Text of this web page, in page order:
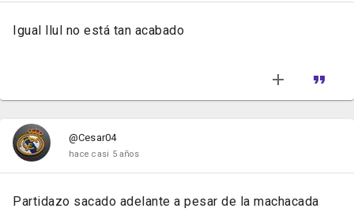
Igual llul no está tan acabado
@Cesar04
hace casi 5 años
Partidazo sacado adelante a pesar de la machacada